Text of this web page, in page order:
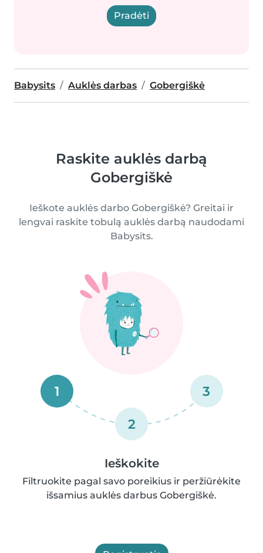
Pradėti
Babysits Auklės darbas Gobergiškė
Raskite auklės darbą
Gobergiškė
Ieškote auklės darbo Gobergiškė? Greitai ir
lengvai raskite tobulą auklės darbą naudodami
Babysits.
1
2
3
Ieškokite
Filtruokite pagal savo poreikius ir peržiūrėkite
išsamius auklės darbus Gobergiškė.